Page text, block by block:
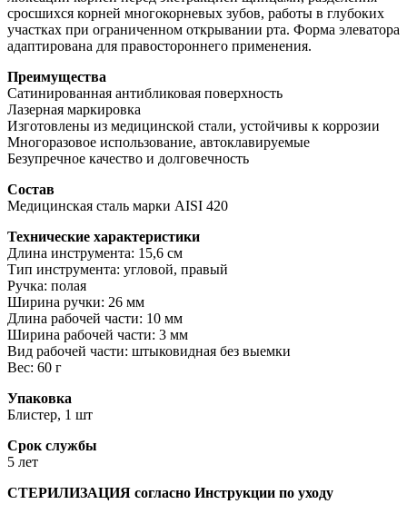
сросшихся корней многокорневых зубов, работы в глубоких
участках при ограниченном открывании рта. Форма элеватора
адаптирована для правостороннего применения.
Преимущества
Сатинированная антибликовая поверхность
Лазерная маркировка
Изготовлены из медицинской стали, устойчивы к коррозии
Многоразовое использование, автоклавируемые
Безупречное качество и долговечность
Состав
Медицинская сталь марки AISI 420
Технические характеристики
Длина инструмента: 15,6 см
Тип инструмента: угловой, правый
Ручка: полая
Ширина ручки: 26 мм
Длина рабочей части: 10 мм
Ширина рабочей части: 3 мм
Вид рабочей части: штыковидная без выемки
Вес: 60 г
Упаковка
Блистер, 1 шт
Срок службы
5 лет
СТЕРИЛИЗАЦИЯ согласно Инструкции по уходу